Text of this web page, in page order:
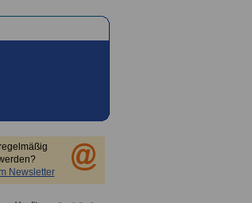
Newsletter